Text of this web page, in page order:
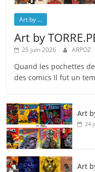
Art by ...
Art by
25 juin 2026 ARPOZ
Quand les pochettes
des comics Il fut un
Art
24
Art